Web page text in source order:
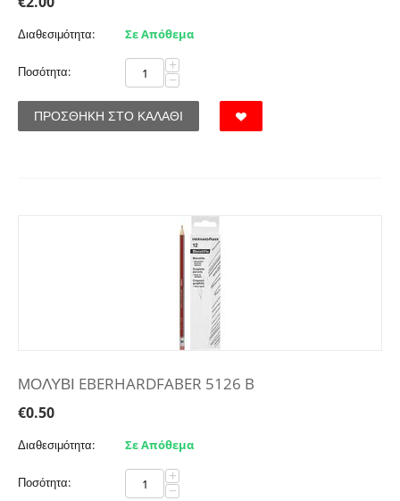
Διαθεσιμότητα: Σε Απόθεμα
Ποσότητα: +
−
ΠΡΟΣΘΉΚΗ ΣΤΟ ΚΑΛΆΘΙ
ΜΟΛΥΒΙ EBERHARDFABER 5126 B
€0.50
Διαθεσιμότητα: Σε Απόθεμα
Ποσότητα: +
−